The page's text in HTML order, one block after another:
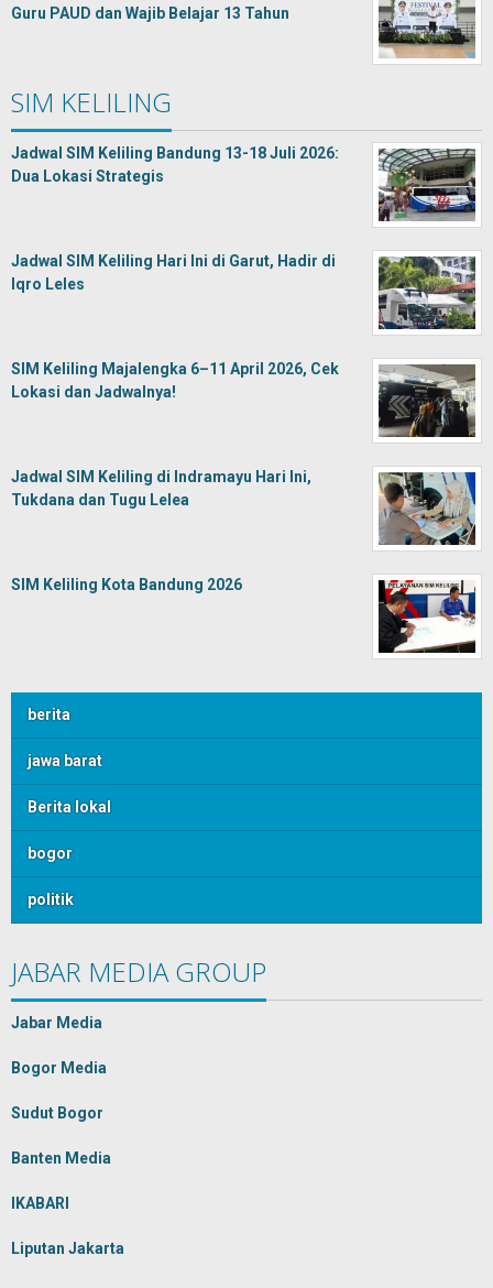
Guru PAUD dan Wajib Belajar 13 Tahun
SIM KELILING
Jadwal SIM Keliling Bandung 13-18 Juli 2026:
Dua Lokasi Strategis
Jadwal SIM Keliling Hari Ini di Garut, Hadir di
Iqro Leles
SIM Keliling Majalengka 6–11 April 2026, Cek
Lokasi dan Jadwalnya!
Jadwal SIM Keliling di Indramayu Hari Ini,
Tukdana dan Tugu Lelea
SIM Keliling Kota Bandung 2026
berita
jawa barat
Berita lokal
bogor
politik
JABAR MEDIA GROUP
Jabar Media
Bogor Media
Sudut Bogor
Banten Media
IKABARI
Liputan Jakarta